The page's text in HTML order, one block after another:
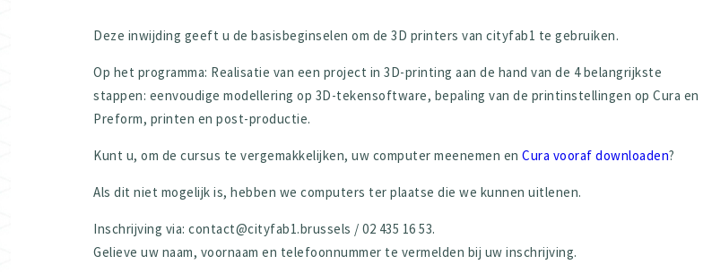
Deze inwijding geeft u de basisbeginselen om de 3D printers van cityfab1 te gebruiken.
Op het programma: Realisatie van een project in 3D-printing aan de hand van de 4 belangrijkste
stappen: eenvoudige modellering op 3D-tekensoftware, bepaling van de printinstellingen op Cura en
Preform, printen en post-productie.
Kunt u, om de cursus te vergemakkelijken, uw computer meenemen enCura vooraf downloaden?
Als dit niet mogelijk is, hebben we computers ter plaatse die we kunnen uitlenen.
Inschrijving via: contact@cityfab1.brussels / 02 435 16 53.
Gelieve uw naam, voornaam en telefoonnummer te vermelden bij uw inschrijving.